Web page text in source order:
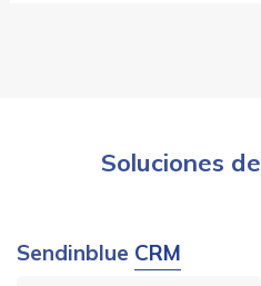
Soluciones
Sendinblue CRM